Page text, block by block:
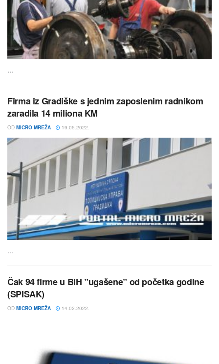
...
Firma iz Gradiške s jednim zaposlenim radnikom
zaradila 14 miliona KM
OD MICRO MREŽA 19.05.2022.
...
Čak 94 firme u BiH ”ugašene” od početka godine
(SPISAK)
OD MICRO MREŽA 14.02.2022.